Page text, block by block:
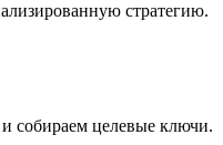
стратегию.
собираем целевые ключи.